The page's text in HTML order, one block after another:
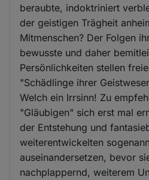
beraubte, indoktriniert
der geistigen Trägheit
Mitmenschen? Der Folgen
bewusste und daher
Persönlichkeiten stellen
"Schädlinge ihrer
Welch ein Irrsinn! Zu
"Gläubigen" sich erst mal
der Entstehung und
weiterentwickelten
auseinandersetzen, bevor
nachplappernd, weiterem